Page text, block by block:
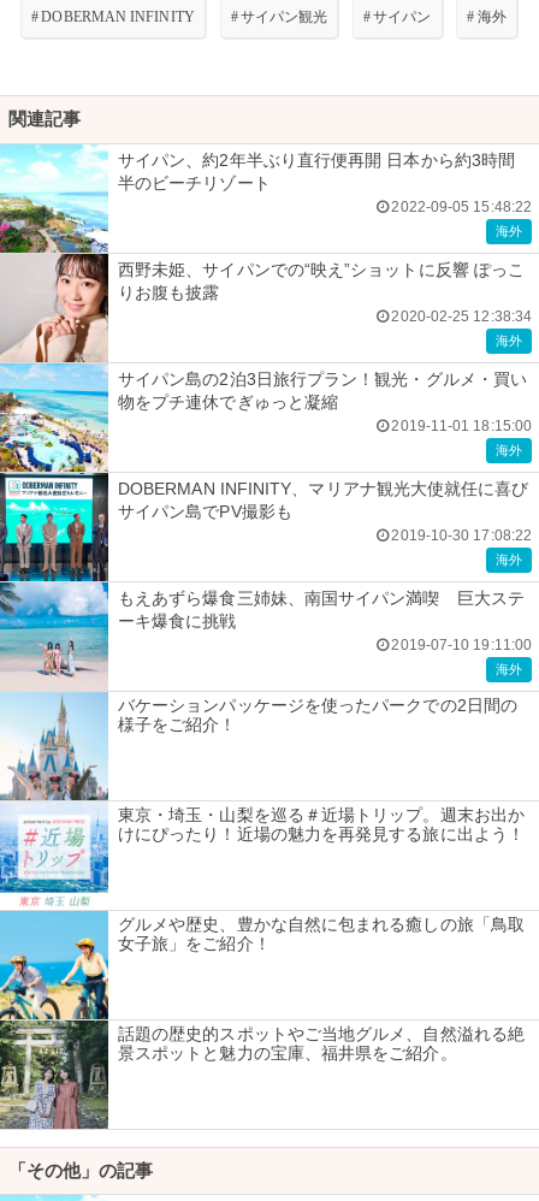
# DOBERMAN INFINITY #サイパン観光 #サイパン # 海外
関連記事
サイパン、約2年半ぶり直行便再開 日本から約3時間
半のビーチリゾート
2022-09-05 15:48:22
海外
西野未姫、サイパンでの“映え”ショットに反響 ぽっこ
りお腹も披露
2020-02-25 12:38:34
海外
サイパン島の2泊3日旅行プラン！観光・グルメ・買い
物をプチ連休でぎゅっと凝縮
2019-11-01 18:15:00
海外
DOBERMAN INFINITY、マリアナ観光大使就任に喜び
サイパン島でPV撮影も
2019-10-30 17:08:22
海外
もえあずら爆食三姉妹、南国サイパン満喫 巨大ステ
ーキ爆食に挑戦
2019-07-10 19:11:00
海外
バケーションパッケージを使ったパークでの2日間の
様子をご紹介！
東京・埼玉・山梨を巡る＃近場トリップ。週末お出か
けにぴったり！近場の魅力を再発見する旅に出よう！
グルメや歴史、豊かな自然に包まれる癒しの旅「鳥取
女子旅」をご紹介！
話題の歴史的スポットやご当地グルメ、自然溢れる絶
景スポットと魅力の宝庫、福井県をご紹介。
「その他」の記事